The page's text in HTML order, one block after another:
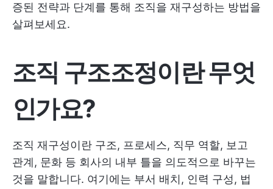
증된 전략과 단계를 통해 조직을 재구성하는 방법을
살펴보세요.
조직 구조조정이란 무엇
인가요?
조직 재구성이란 구조, 프로세스, 직무 역할, 보고
관계, 문화 등 회사의 내부 틀을 의도적으로 바꾸는
것을 말합니다. 여기에는 부서 배치, 인력 구성, 법